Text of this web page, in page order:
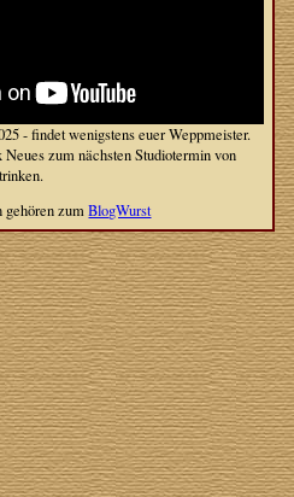
- findet wenigstens euer Weppmeister.
zum nächsten Studiotermin von
gehören zumBlogWurst